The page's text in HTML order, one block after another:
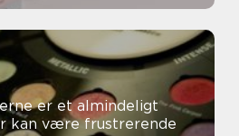
er et almindeligt
kan være frustrerende